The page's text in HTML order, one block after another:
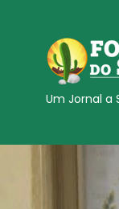
Um Jornal a